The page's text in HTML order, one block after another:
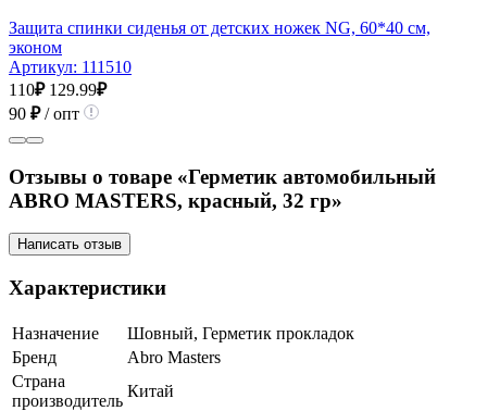
Защита спинки сиденья от детских ножек NG, 60*40 см,
эконом
Артикул: 111510
110₽ 129.99₽
90 ₽/ опт
Отзывы о товаре «Герметик автомобильный
ABRO MASTERS, красный, 32 гр»
Написать отзыв
Характеристики
Назначение
Шовный, Герметик прокладок
Бренд
Abro Masters
Страна
производитель
Китай